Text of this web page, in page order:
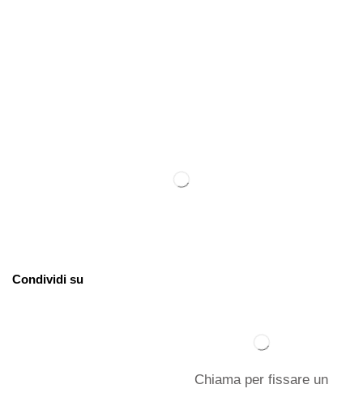
Condividi su
Chiama per fissare un